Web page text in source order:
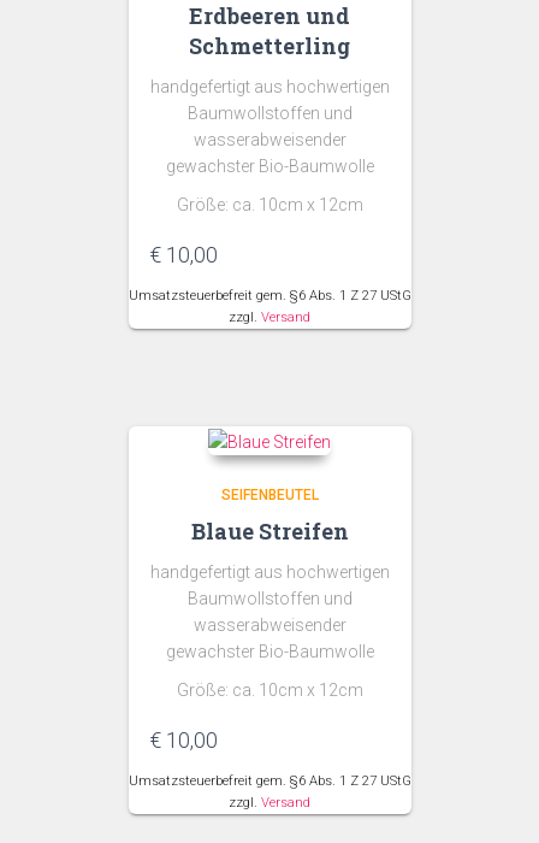
Erdbeeren und
Schmetterling
handgefertigt aus hochwertigen
Baumwollstoffen und
wasserabweisender
gewachster Bio-Baumwolle
Größe: ca. 10cm x 12cm
€ 10,00
Umsatzsteuerbefreit gem. §6 Abs. 1 Z 27 UStG
zzgl. Versand
SEIFENBEUTEL
Blaue Streifen
handgefertigt aus hochwertigen
Baumwollstoffen und
wasserabweisender
gewachster Bio-Baumwolle
Größe: ca. 10cm x 12cm
€ 10,00
Umsatzsteuerbefreit gem. §6 Abs. 1 Z 27 UStG
zzgl. Versand